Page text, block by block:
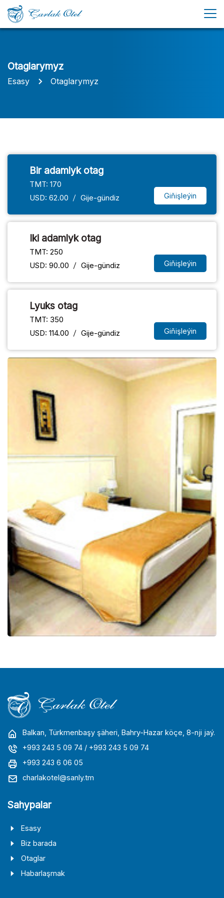
Otaglarymyz
Esasy Otaglarymyz
Bir adamlyk otag
TMT: 170
USD: 62.00
Gije-gündiz Giňişleýin
Iki adamlyk otag
TMT: 250
USD: 90.00
Gije-gündiz Giňişleýin
Lyuks otag
TMT: 350
USD: 114.00
Gije-gündiz Giňişleýin
Balkan, Türkmenbaşy şäheri, Bahry-Hazar köçe, 8-nji jaý.
+993 243 5 09 74 / +993 243 5 09 74
+993 243 6 06 05
charlakotel@sanly.tm
Sahypalar
Esasy
Biz barada
Otaglar
Habarlaşmak